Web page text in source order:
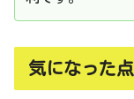
気になった点